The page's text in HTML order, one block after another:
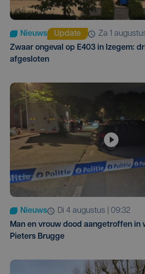
Nieuws Update
za 1
Zwaar ongeval op E403 in Izegem:
afgesloten
Nieuws
di 4 augustus | 09:32
Man en vrouw dood aangetroffen in
Pieters Brugge